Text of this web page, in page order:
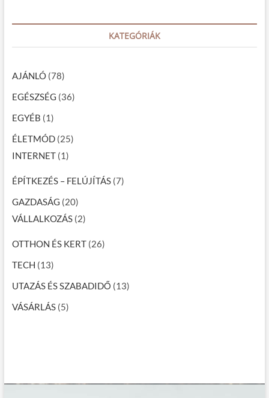
KATEGÓRIÁK
AJÁNLÓ(78)
EGÉSZSÉG (36)
EGYÉB (1)
ÉLETMÓD(25)
INTERNET(1)
ÉPÍTKEZÉS – FELÚJÍTÁS(7)
GAZDASÁG (20)
VÁLLALKOZÁS(2)
OTTHON ÉS KERT(26)
TECH (13)
UTAZÁS ÉS SZABADIDŐ (13)
VÁSÁRLÁS(5)